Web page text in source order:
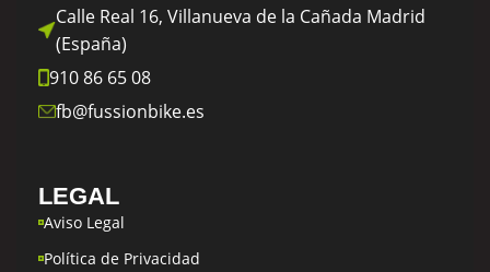
Calle Real 16, Villanueva de la Cañada Madrid
(España)
910 86 65 08
fb@fussionbike.es
LEGAL
Aviso Legal
Política de Privacidad